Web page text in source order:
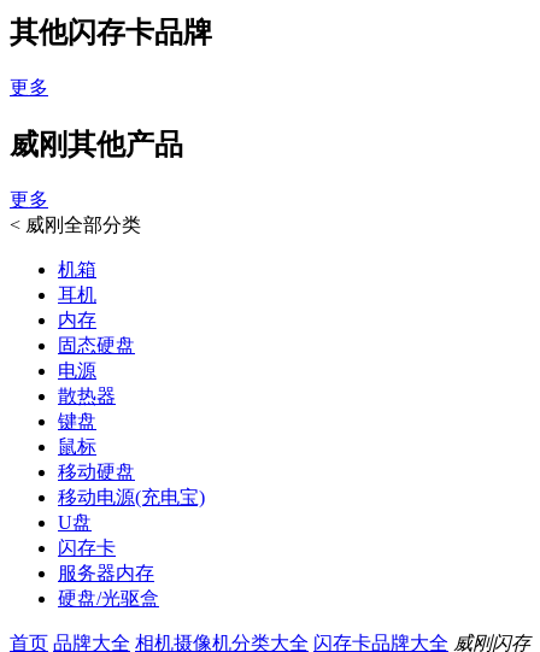
其他闪存卡品牌
更多
威刚其他产品
更多
< 威刚全部分类
机箱
耳机
内存
固态硬盘
电源
散热器
键盘
鼠标
移动硬盘
移动电源(充电宝)
U盘
闪存卡
服务器内存
硬盘/光驱盒
首页 品牌大全 相机摄像机分类大全 闪存卡品牌大全 威刚闪存